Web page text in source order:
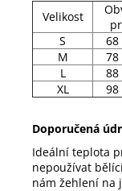
Velikost
S
68
M
78
L
88
XL
98
Doporučená
Ideální teplota
nepoužívat
nám žehlení na